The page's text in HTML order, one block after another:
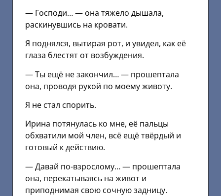
— Господи… — она тяжело дышала,
раскинувшись на кровати.
Я поднялся, вытирая рот, и увидел, как её
глаза блестят от возбуждения.
— Ты ещё не закончил… — прошептала
она, проводя рукой по моему животу.
Я не стал спорить.
Ирина потянулась ко мне, её пальцы
обхватили мой член, всё ещё твёрдый и
готовый к действию.
— Давай по-взрослому… — прошептала
она, перекатываясь на живот и
приподнимая свою сочную задницу.